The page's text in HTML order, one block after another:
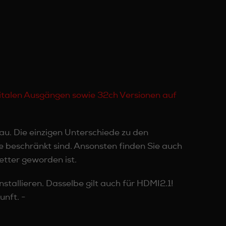
Ausgängen sowie 32ch Versionen auf
Die einzigen Unterschiede zu den
sind. Ansonsten finden Sie auch
geworden ist.
Dasselbe gilt auch für HDMI2.1!
-